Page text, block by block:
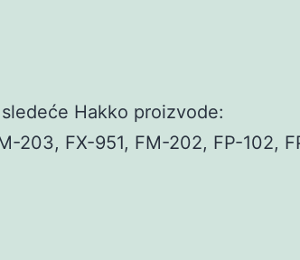
Hakko proizvode:
203, FX-951, FM-202, FP-102,